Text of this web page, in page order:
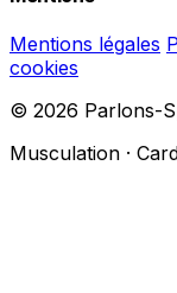
Mentions légales
cookies
© 2026 Parlons-
Musculation ·